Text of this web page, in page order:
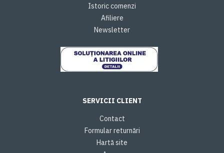
Istoric comenzi
Afiliere
Newsletter
SERVICII CLIENT
Contact
Formular returnări
Hartă site